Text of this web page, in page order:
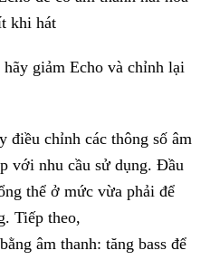
khi hát
giảm Echo và chỉnh lại
điều chỉnh các thông số âm
với nhu cầu sử dụng. Đầu
thể ở mức vừa phải để
Tiếp theo,
âm thanh: tăng bass để